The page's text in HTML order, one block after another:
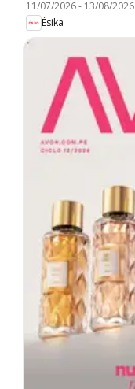
11/07/2026- 13/08/2026
Ésika